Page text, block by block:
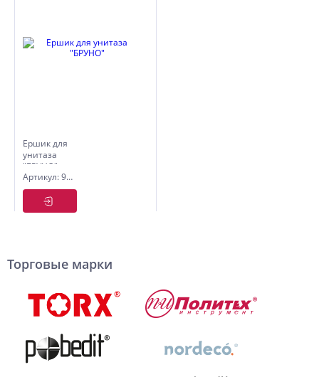
Ершик для
унитаза
"БРУНО"
Артикул: 9111310
Торговые марки